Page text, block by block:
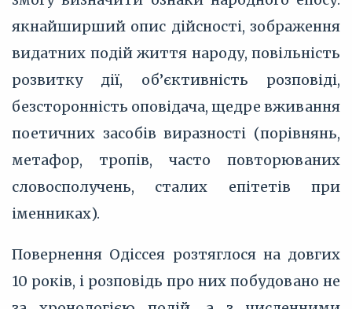
якнайширший опис дійсності, зображення
видатних подій життя народу, повільність
розвитку дії, об’єктивність розповіді,
безсторонність оповідача, щедре вживання
поетичних засобів виразності (порівнянь,
метафор, тропів, часто повторюваних
словосполучень, сталих епітетів при
іменниках).
Повернення Одіссея розтяглося на довгих
10 років, і розповідь про них побудовано не